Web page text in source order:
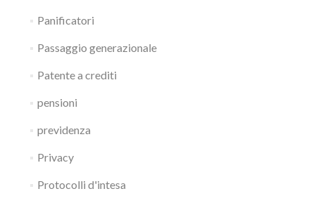
Panificatori
Passaggio generazionale
Patente a crediti
pensioni
previdenza
Privacy
Protocolli d'intesa